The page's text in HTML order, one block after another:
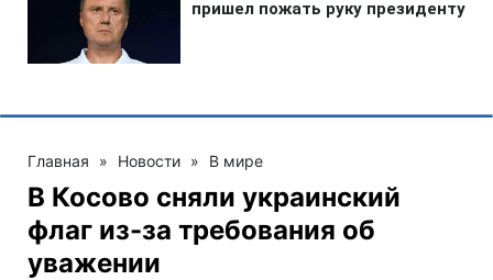
Главная » Новости » В мире
В Косово сняли украинский
флаг из-за требования об
уважении